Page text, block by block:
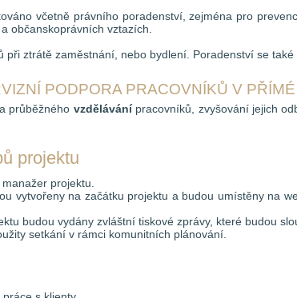
včetně právního poradenství, zejména pro
občanskoprávních vztazích.
při ztrátě zaměstnání, nebo bydlení. Poradenství se
PODPORA PRACOVNÍKŮ V
průběžného vzdělávánípracovníků, zvyšování jejich
projektu
projektu.
vytvořeny na začátku projektu a budou umístěny na
budou vydány zvláštní tiskové zprávy, které budou
setkání v rámci komunitních plánování.